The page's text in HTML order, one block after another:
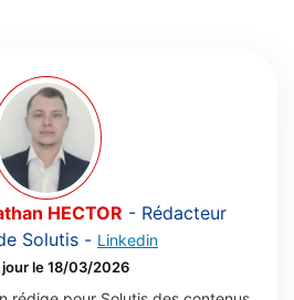
HECTOR - Rédacteur
Solutis - Linkedin
jour le 18/03/2026